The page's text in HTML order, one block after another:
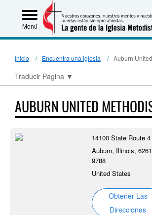
Menú
Inicio Encuentra una iglesia Auburn
Traducir Página ▼
AUBURN UNITED
14100 State Route 4
Auburn, Illinois,
9788
United States
Obtener Las
Direcciones